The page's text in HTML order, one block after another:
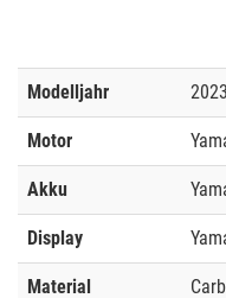
Modelljahr 2023
Motor
Akku
Display
Material